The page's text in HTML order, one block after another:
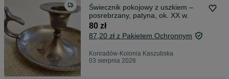
Świecznik pokojowy z uszkiem –
posrebrzany, patyna, ok. XX w.
80 zł
87,20 zł z Pakietem Ochronnym
Konradów-Kolonia Kaszubska
03 sierpnia 2026